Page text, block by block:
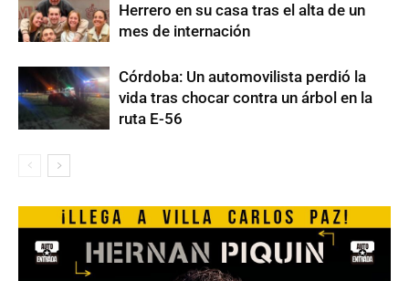
Herrero en su casa tras el alta de un
mes de internación
Córdoba: Un automovilista perdió la
vida tras chocar contra un árbol en la
ruta E-56